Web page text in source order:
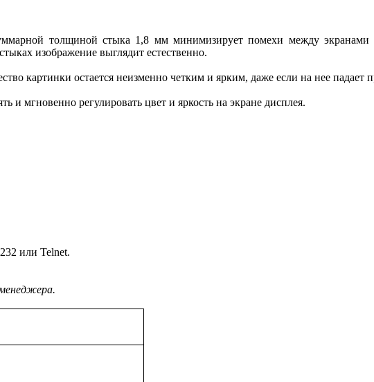
толщиной стыка 1,8 мм минимизирует помехи между экранами
изображение выглядит естественно.
картинки остается неизменно четким и ярким, даже если на нее падает
и мгновенно регулировать цвет и яркость на экране дисплея.
или Telnet.